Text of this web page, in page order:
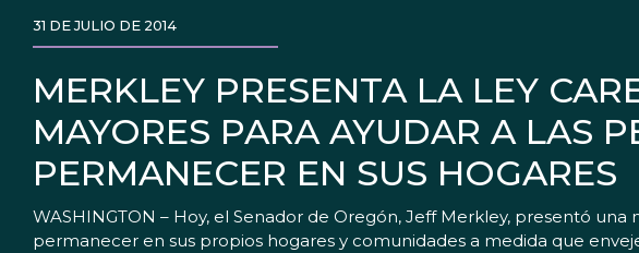
MERKLEY PRESENTA LA LEY
MAYORES PARA AYUDAR A LAS
PERMANECER EN SUS HOGARES
31 DE JULIO DE 2014
WASHINGTON – Hoy, el Senador de Oregón, Jeff Merkley, presentó
permanecer en sus propios hogares y comunidades a medida que